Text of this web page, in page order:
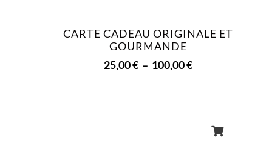
CARTE CADEAU ORIGINALE ET
GOURMANDE
25,00€ – 100,00€